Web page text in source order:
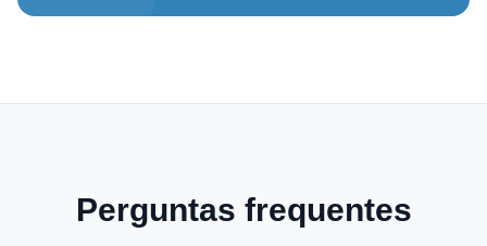
Perguntas frequentes